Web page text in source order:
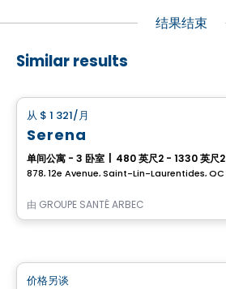
结果结束
Similar results
从 $ 1 321/月
Serena
单间公寓 - 3 卧室 480 英尺2 - 1330 英尺2
878, 12e Avenue, Saint-Lin-Laurentides, QC
由 GROUPE SANTÉ ARBEC
价格另谈